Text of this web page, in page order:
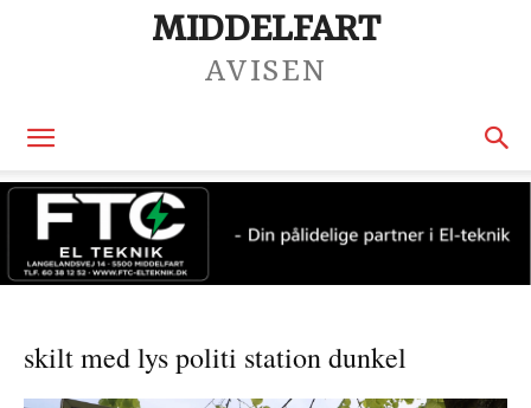
MIDDELFART
AVISEN
skilt med lys politi station dunkel